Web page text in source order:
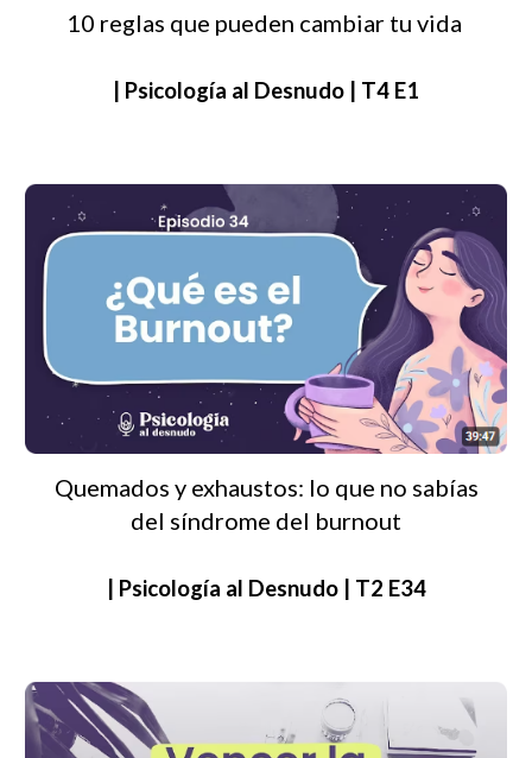
10 reglas que pueden cambiar tu vida
| Psicología al Desnudo | T4 E1
Quemados y exhaustos: lo que no sabías
del síndrome del burnout
| Psicología al Desnudo | T2 E34